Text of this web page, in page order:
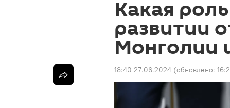
Какая
развитии
Монголии
18:40 27.06.2024 (обновлено: